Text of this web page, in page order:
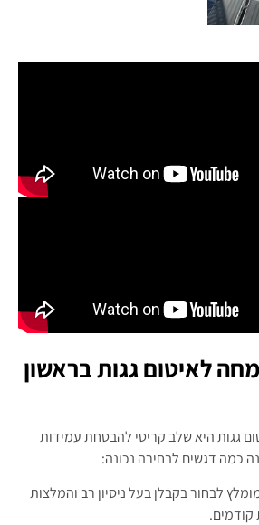
לאיטום גגות בראשון
גגות היא שלב קריטי להבטחת עמידות
כמה דגשים לבחירה נכונה:
לבחור בקבלן בעל ניסיון רב והמלצות
קודמים.